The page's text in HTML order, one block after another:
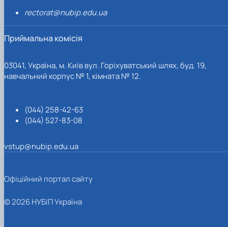
rectorat@nubip.edu.ua
Приймальна комісія
03041, Україна, м. Київ вул. Горіхуватський шлях, буд. 19,
навчальний корпус № 1, кімната № 12.
(044) 258-42-63
(044) 527-83-08
vstup@nubip.edu.ua
Офіційний портал сайту
© 2026 НУБІП Україна